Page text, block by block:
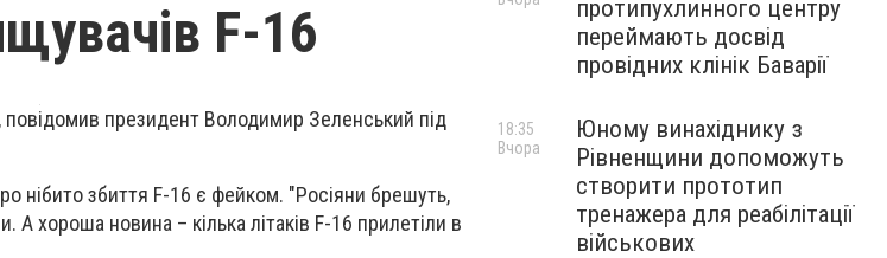
F-16
повідомив президент Володимир Зеленський під
нібито збиття F-16 є фейком. "Росіяни брешуть,
хороша новина – кілька літаків F-16 прилетіли в
протипухлинного центру
переймають досвід
провідних клінік Баварії
Юному винахіднику з
Рівненщини допоможуть
створити прототип
тренажера для реабілітації
військових
18:35
Вчора